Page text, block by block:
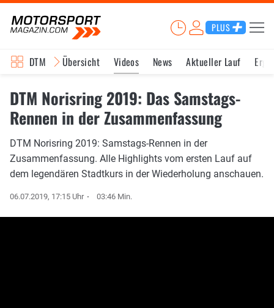
PLUS
DTM Übersicht Videos News Aktueller Lauf
DTM Norisring 2019: Das Samstags-
Rennen in der Zusammenfassung
DTM Norisring 2019: Samstags-Rennen in der
Zusammenfassung. Alle Highlights vom ersten Lauf auf
dem legendären Stadtkurs in der Wiederholung anschauen.
06.07.2019, 17:15 Uhr 03:46 Min.